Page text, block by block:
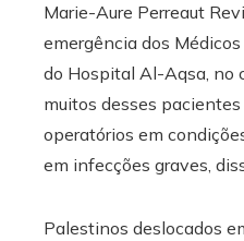
Marie-Aure Perreaut
emergência dos
do Hospital Al-Aqsa, no
muitos desses
operatórios em
em infecções graves,
Palestinos deslocados